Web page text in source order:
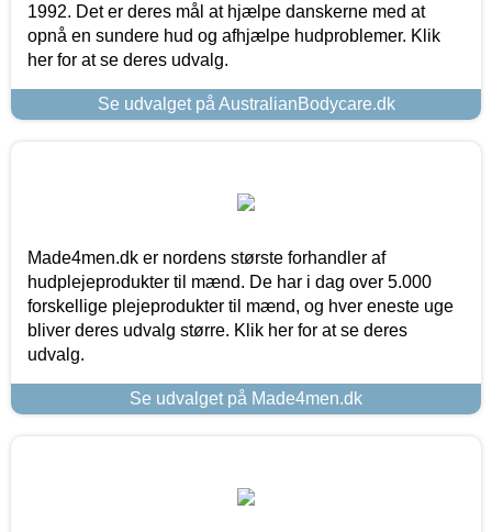
1992. Det er deres mål at hjælpe danskerne med at
opnå en sundere hud og afhjælpe hudproblemer. Klik
her for at se deres udvalg.
Se udvalget på AustralianBodycare.dk
Made4men.dk er nordens største forhandler af
hudplejeprodukter til mænd. De har i dag over 5.000
forskellige plejeprodukter til mænd, og hver eneste uge
bliver deres udvalg større. Klik her for at se deres
udvalg.
Se udvalget på Made4men.dk